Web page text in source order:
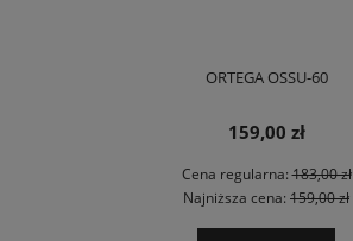
ORTEGA OSSU-60
159,00 zł
Cena regularna:183,00 zł
Najniższa cena: 159,00 zł